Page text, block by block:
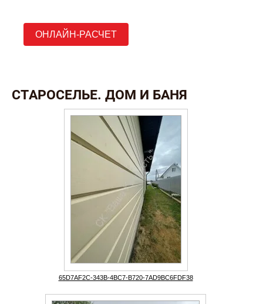
ОНЛАЙН-РАСЧЕТ
СТАРОСЕЛЬЕ. ДОМ И БАНЯ
65D7AF2C-343B-4BC7-B720-7AD9BC6FDF38